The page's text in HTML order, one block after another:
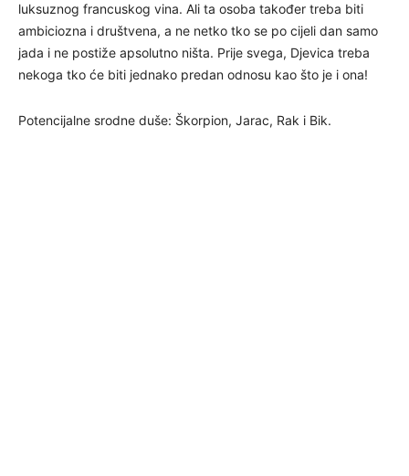
luksuznog francuskog vina. Ali ta osoba također treba biti
ambiciozna i društvena, a ne netko tko se po cijeli dan samo
jada i ne postiže apsolutno ništa. Prije svega, Djevica treba
nekoga tko će biti jednako predan odnosu kao što je i ona!
Potencijalne srodne duše: Škorpion, Jarac, Rak i Bik.